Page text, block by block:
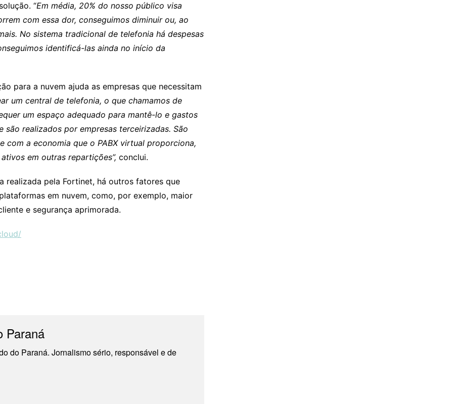
“Em média, 20% do nosso público visa
com essa dor, conseguimos diminuir ou, ao
No sistema tradicional de telefonia há despesas
identificá-las ainda no início da
para a nuvem ajuda as empresas que necessitam
um central de telefonia, o que chamamos de
um espaço adequado para mantê-lo e gastos
realizados por empresas terceirizadas. São
com a economia que o PABX virtual proporciona,
em outras repartições”, conclui.
realizada pela Fortinet, há outros fatores que
em nuvem, como, por exemplo, maior
e segurança aprimorada.
Paraná
do Paraná. Jornalismo sério, responsável e de